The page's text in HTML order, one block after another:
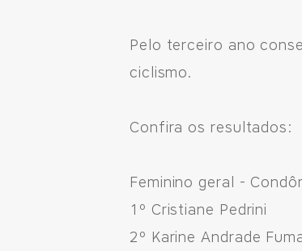
Pelo terceiro ano
ciclismo.
Confira os resultados:
Feminino geral -
1º Cristiane Pedrini
2º Karine Andrade